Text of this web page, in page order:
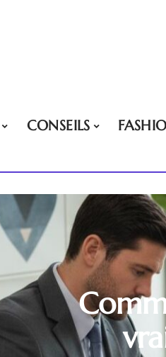
CONSEILS